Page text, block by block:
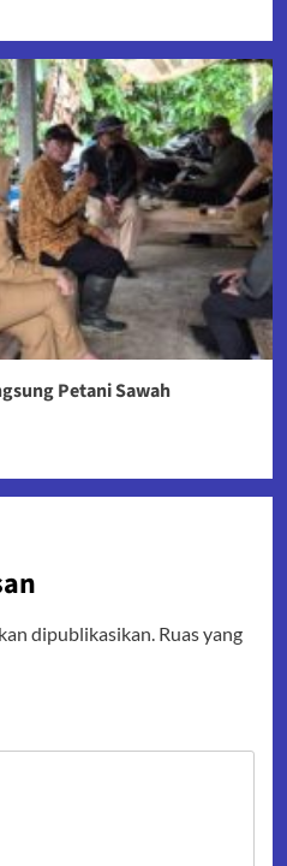
Petani Sawah
dipublikasikan. Ruas yang